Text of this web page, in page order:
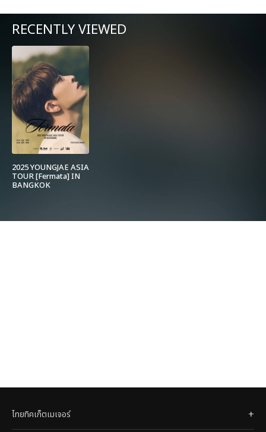
RECENTLY VIEWED
2025 YOUNGJAE ASIA
TOUR [Fermata] IN
BANGKOK
ไทยทิคเก็ตเมเจอร์